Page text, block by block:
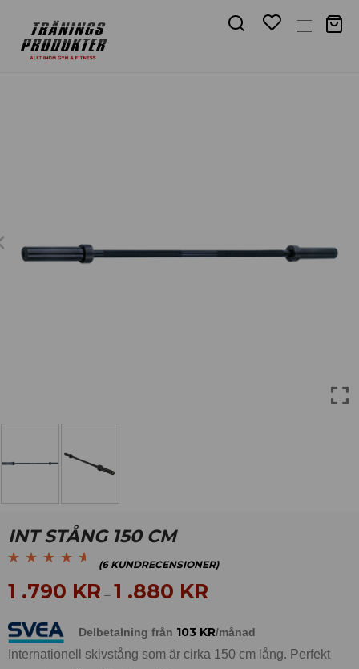
INT STÅNG 150 CM
av 5 baserat på
kundrecensioner
(6KUNDRECENSIONER)
1 .790 KR – 1 .880 KR
Delbetalning från 103 KR/månad
Internationell skivstång som är cirka 150 cm lång. Perfekt